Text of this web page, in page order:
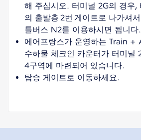
해 주십시오. 터미널 2G의 경우,
의 출발층 2번 게이트로 나가셔
틀버스 N2를 이용하시면 됩니다.
에어프랑스가 운영하는 Train +
수하물 체크인 카운터가 터미널
4구역에 마련되어 있습니다.
탑승 게이트로 이동하세요.